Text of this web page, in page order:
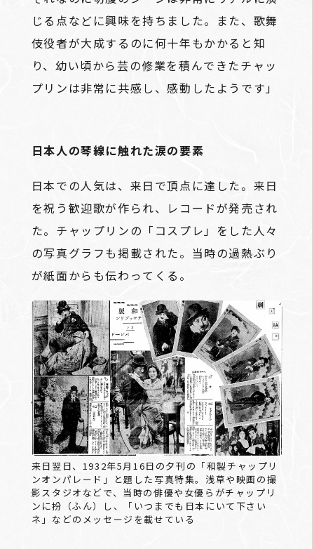
じる点などに興味を持ちました。また、歌舞
伎役者が大成するのに何十年もかかると知
り、幼い頃から芸の修業を積んできたチャッ
プリンは非常に共感し、感動したようです」
日本人の琴線に触れた涙の要素
日本での人気は、来日で頂点に達した。来日
を祝う歓迎歌が作られ、レコードが発売され
た。チャップリンの「コスプレ」をした人々
の写真グラフも掲載された。当時の過熱ぶり
が紙面からも伝わってくる。
来日翌日、1932年5月16日の夕刊の「和製チャップリ
ンオンパレード」と題した写真特集。浅草や映画の撮
影スタジオなどで、当時の俳優や女優らがチャップリ
ンに扮（ふん）し、「いつまでも日本にいて下さい
ネ」などのメッセージを載せている